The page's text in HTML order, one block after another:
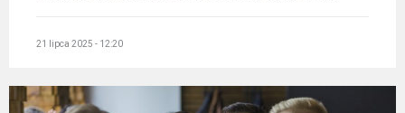
21 lipca 2025 - 12:20